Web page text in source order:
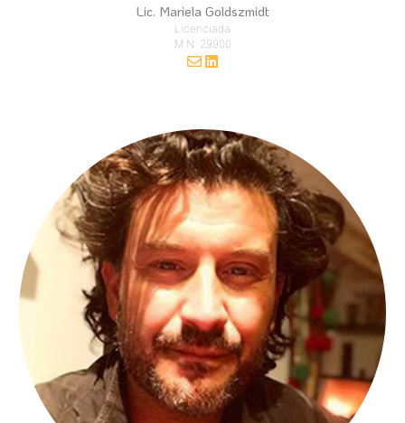
Lic. Mariela Goldszmidt
Licenciada
M.N: 29900